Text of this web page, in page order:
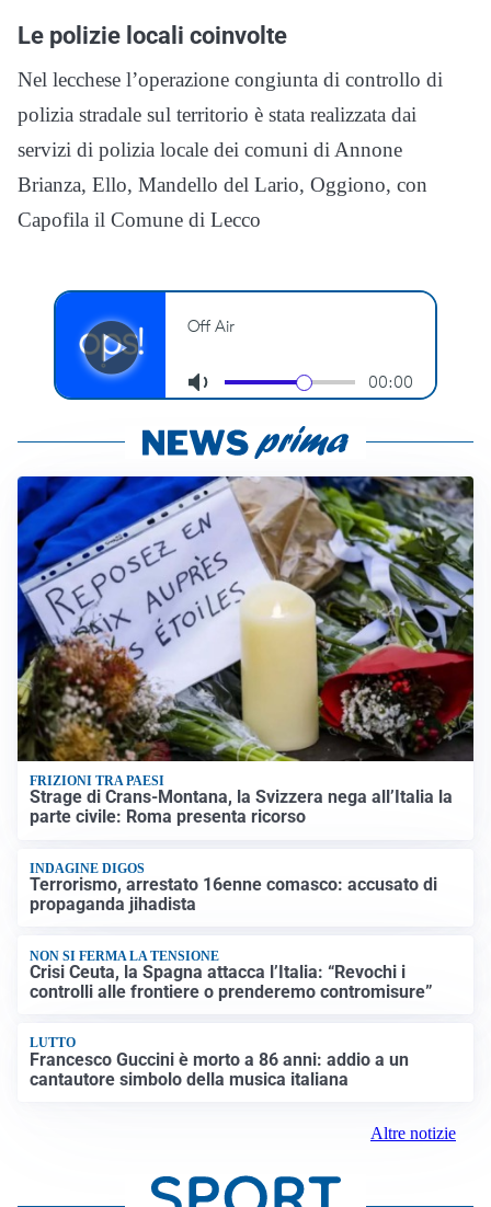
Le polizie locali coinvolte
Nel lecchese l’operazione congiunta di controllo di
polizia stradale sul territorio è stata realizzata dai
servizi di polizia locale dei comuni di Annone
Brianza, Ello, Mandello del Lario, Oggiono, con
Capofila il Comune di Lecco
FRIZIONI TRA PAESI
Strage di Crans-Montana, la Svizzera nega all’Italia la
parte civile: Roma presenta ricorso
INDAGINE DIGOS
Terrorismo, arrestato 16enne comasco: accusato di
propaganda jihadista
NON SI FERMA LA TENSIONE
Crisi Ceuta, la Spagna attacca l’Italia: “Revochi i
controlli alle frontiere o prenderemo contromisure”
LUTTO
Francesco Guccini è morto a 86 anni: addio a un
cantautore simbolo della musica italiana
Altre notizie